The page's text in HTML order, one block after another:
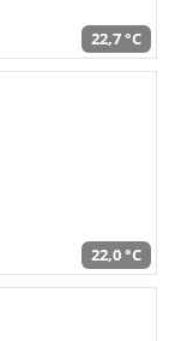
22,7 °C
22,0 °C